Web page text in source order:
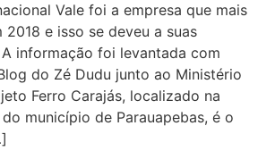
Vale foi a empresa que mais
e isso se deveu a suas
informação foi levantada com
do Zé Dudu junto ao Ministério
Ferro Carajás, localizado na
município de Parauapebas, é o